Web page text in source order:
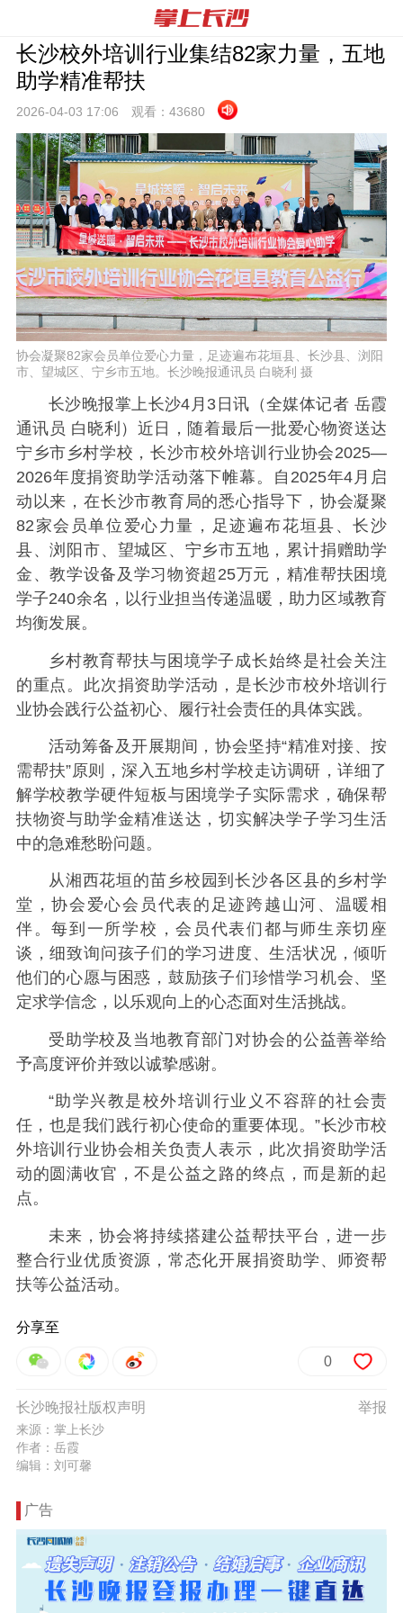
长沙校外培训行业集结82家力量，五地
助学精准帮扶
2026-04-03 17:06 观看： 43680
协会凝聚82家会员单位爱心力量，足迹遍布花垣县、长沙县、浏阳
市、望城区、宁乡市五地。长沙晚报通讯员 白晓利 摄
长沙晚报掌上长沙4月3日讯（全媒体记者 岳霞
通讯员 白晓利）近日，随着最后一批爱心物资送达
宁乡市乡村学校，长沙市校外培训行业协会2025—
2026年度捐资助学活动落下帷幕。自2025年4月启
动以来，在长沙市教育局的悉心指导下，协会凝聚
82家会员单位爱心力量，足迹遍布花垣县、长沙
县、浏阳市、望城区、宁乡市五地，累计捐赠助学
金、教学设备及学习物资超25万元，精准帮扶困境
学子240余名，以行业担当传递温暖，助力区域教育
均衡发展。
乡村教育帮扶与困境学子成长始终是社会关注
的重点。此次捐资助学活动，是长沙市校外培训行
业协会践行公益初心、履行社会责任的具体实践。
活动筹备及开展期间，协会坚持“精准对接、按
需帮扶”原则，深入五地乡村学校走访调研，详细了
解学校教学硬件短板与困境学子实际需求，确保帮
扶物资与助学金精准送达，切实解决学子学习生活
中的急难愁盼问题。
从湘西花垣的苗乡校园到长沙各区县的乡村学
堂，协会爱心会员代表的足迹跨越山河、温暖相
伴。每到一所学校，会员代表们都与师生亲切座
谈，细致询问孩子们的学习进度、生活状况，倾听
他们的心愿与困惑，鼓励孩子们珍惜学习机会、坚
定求学信念，以乐观向上的心态面对生活挑战。
受助学校及当地教育部门对协会的公益善举给
予高度评价并致以诚挚感谢。
“助学兴教是校外培训行业义不容辞的社会责
任，也是我们践行初心使命的重要体现。”长沙市校
外培训行业协会相关负责人表示，此次捐资助学活
动的圆满收官，不是公益之路的终点，而是新的起
点。
未来，协会将持续搭建公益帮扶平台，进一步
整合行业优质资源，常态化开展捐资助学、师资帮
扶等公益活动。
分享至
0
举报
长沙晚报社版权声明
来源：掌上长沙
作者：岳霞
编辑：刘可馨
广告